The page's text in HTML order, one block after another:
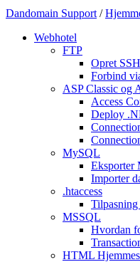
Dandomain Support/
Webhotel
FTP
Opret
Forbind
ASP Classic og
Access
Deploy
MySQL
Eksporter
Importer
.htaccess
Tilpasning
MSSQL
Hvordan
HTML